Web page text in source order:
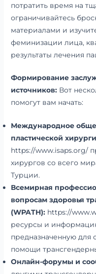
потратить время на
ограничивайтесь
материалами и
феминизации лица,
результаты лечения
Формирование
источников:Вот
помогут вам начать:
Международное
пластической
https://www.isaps.org/
хирургов со всего
Турции.
Всемирная
вопросам здоровья
(WPATH):https://
ресурсы и
предназначенную для
помощи
Онлайн-форумы и